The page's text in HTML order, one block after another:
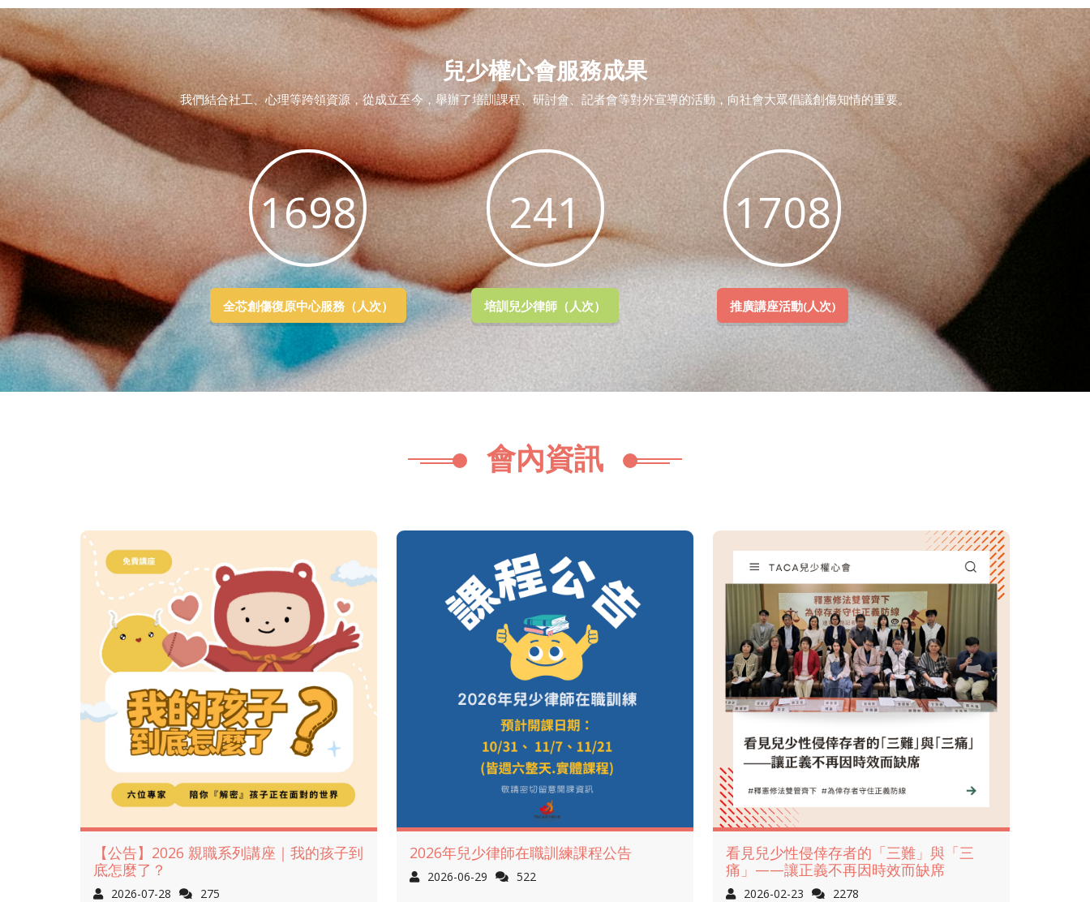
兒少權心會服務成果
我們結合社工、心理等跨領資源，從成立至今，舉辦了培訓課程、研討會、記者會等對外宣導的活動，向社會大眾倡議創傷知情的重要。
4759
全芯創傷復原中心服務（人次）
677
培訓兒少律師（人次）
4787
推廣講座活動(人次)
會內資訊
【公告】2026 親職系列講座｜我的孩子到
底怎麼了？
2026-07-28 275
2026年兒少律師在職訓練課程公告
2026-06-29 522
看見兒少性侵倖存者的「三難」與「三
痛」——讓正義不再因時效而缺席
2026-02-23 2278